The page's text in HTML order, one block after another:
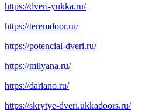
https://dveri-yukka.ru/
https://teremdoor.ru/
https://potencial-dveri.ru/
https://milyana.ru/
https://dariano.ru/
https://skrytye-dveri.ukkadoors.ru/